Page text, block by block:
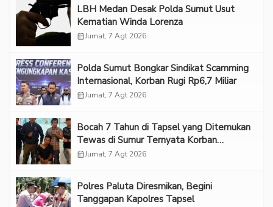
LBH Medan Desak Polda Sumut Usut
Kematian Winda Lorenza
calendar_monthJumat, 7 Agt 2026
Polda Sumut Bongkar Sindikat Scamming
Internasional, Korban Rugi Rp6,7 Miliar
calendar_monthJumat, 7 Agt 2026
Bocah 7 Tahun di Tapsel yang Ditemukan
Tewas di Sumur Ternyata Korban
Kekerasan Seksual
calendar_monthJumat, 7 Agt 2026
Polres Paluta Diresmikan, Begini
Tanggapan Kapolres Tapsel